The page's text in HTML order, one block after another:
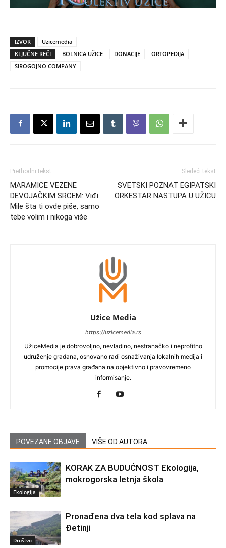
IZVOR
Uzicemedia
KLJUČNE REČI
BOLNICA UŽICE DONACIJE
ORTOPEDIJA
SIROGOJNO COMPANY
Prethodni tekst
MARAMICE VEZENE
DEVOJAČKIM SRCEM: Viđi
Mile šta ti ovde piše, samo
tebe volim i nikoga više
Sledeći tekst
SVETSKI POZNAT EGIPATSKI
ORKESTAR NASTUPA U UŽICU
Užice Media
https://uzicemedia.rs
UžiceMedia je dobrovoljno, nevladino, nestranačko i neprofitno
udruženje građana, osnovano radi osnaživanja lokalnih medija i
promocije prava građana na objektivno i pravovremeno
informisanje.
POVEZANE OBJAVE VIŠE OD AUTORA
Ekologija
KORAK ZA BUDUĆNOST Ekologija,
mokrogorska letnja škola
Društvo
Pronađena dva tela kod splava na
Đetinji